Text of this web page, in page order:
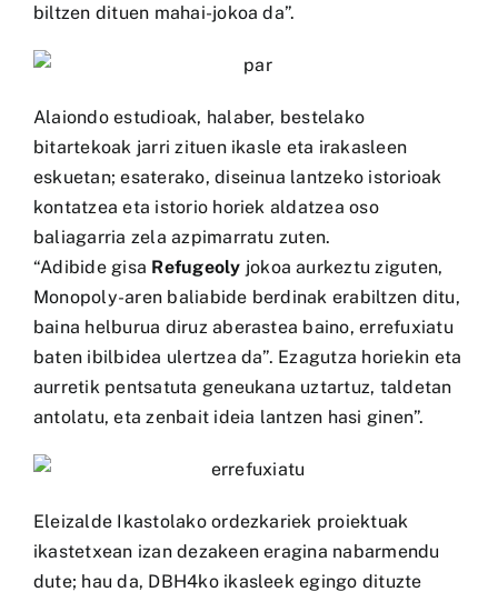
biltzen dituen mahai-jokoa da”.
Alaiondo estudioak, halaber, bestelako
bitartekoak jarri zituen ikasle eta irakasleen
eskuetan; esaterako, diseinua lantzeko istorioak
kontatzea eta istorio horiek aldatzea oso
baliagarria zela azpimarratu zuten.
“Adibide gisa Refugeoly jokoa aurkeztu ziguten,
Monopoly-aren baliabide berdinak erabiltzen ditu,
baina helburua diruz aberastea baino, errefuxiatu
baten ibilbidea ulertzea da”. Ezagutza horiekin eta
aurretik pentsatuta geneukana uztartuz, taldetan
antolatu, eta zenbait ideia lantzen hasi ginen”.
Eleizalde Ikastolako ordezkariek proiektuak
ikastetxean izan dezakeen eragina nabarmendu
dute; hau da, DBH4ko ikasleek egingo dituzte